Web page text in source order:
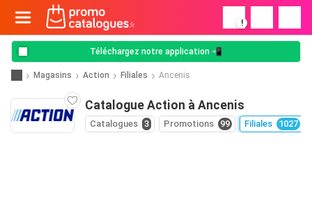
!
Téléchargez notre application 📲
Magasins Action Filiales Ancenis
Catalogue Action à Ancenis
Catalogues 3 Promotions 99 Filiales 1027